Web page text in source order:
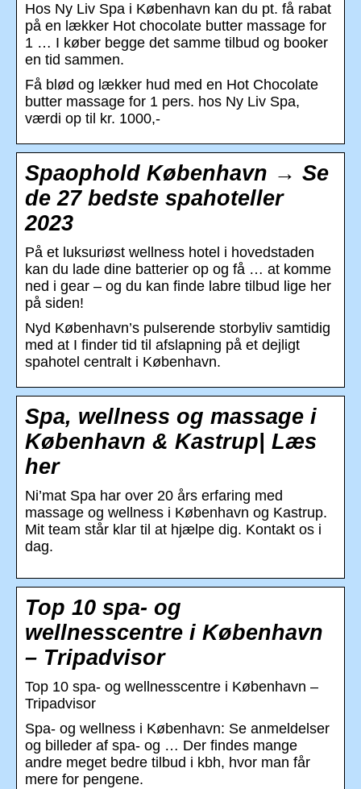
Hos Ny Liv Spa i København kan du pt. få rabat
på en lækker Hot chocolate butter massage for
1 … I køber begge det samme tilbud og booker
en tid sammen.
Få blød og lækker hud med en Hot Chocolate
butter massage for 1 pers. hos Ny Liv Spa,
værdi op til kr. 1000,-
Spaophold København → Se
de 27 bedste spahoteller
2023
På et luksuriøst wellness hotel i hovedstaden
kan du lade dine batterier op og få … at komme
ned i gear – og du kan finde labre tilbud lige her
på siden!
Nyd København’s pulserende storbyliv samtidig
med at I finder tid til afslapning på et dejligt
spahotel centralt i København.
Spa, wellness og massage i
København & Kastrup| Læs
her
Ni’mat Spa har over 20 års erfaring med
massage og wellness i København og Kastrup.
Mit team står klar til at hjælpe dig. Kontakt os i
dag.
Top 10 spa- og
wellnesscentre i København
– Tripadvisor
Top 10 spa- og wellnesscentre i København –
Tripadvisor
Spa- og wellness i København: Se anmeldelser
og billeder af spa- og … Der findes mange
andre meget bedre tilbud i kbh, hvor man får
mere for pengene.